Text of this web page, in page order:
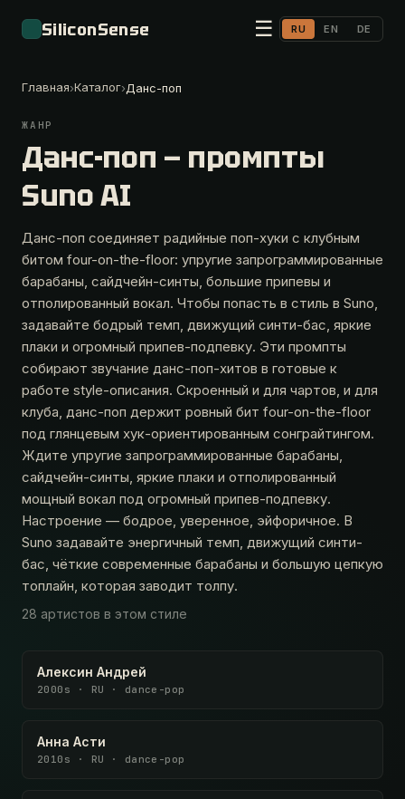
SiliconSense ☰ RU EN DE
Главная›Каталог›Данс-поп
ЖАНР
Данс-поп — промпты
Suno AI
Данс-поп соединяет радийные поп-хуки с клубным
битом four-on-the-floor: упругие запрограммированные
барабаны, сайдчейн-синты, большие припевы и
отполированный вокал. Чтобы попасть в стиль в Suno,
задавайте бодрый темп, движущий синти-бас, яркие
плаки и огромный припев-подпевку. Эти промпты
собирают звучание данс-поп-хитов в готовые к
работе style-описания. Скроенный и для чартов, и для
клуба, данс-поп держит ровный бит four-on-the-floor
под глянцевым хук-ориентированным сонграйтингом.
Ждите упругие запрограммированные барабаны,
сайдчейн-синты, яркие плаки и отполированный
мощный вокал под огромный припев-подпевку.
Настроение — бодрое, уверенное, эйфоричное. В
Suno задавайте энергичный темп, движущий синти-
бас, чёткие современные барабаны и большую цепкую
топлайн, которая заводит толпу.
28 артистов в этом стиле
Алексин Андрей
2000s · RU · dance-pop
Анна Асти
2010s · RU · dance-pop